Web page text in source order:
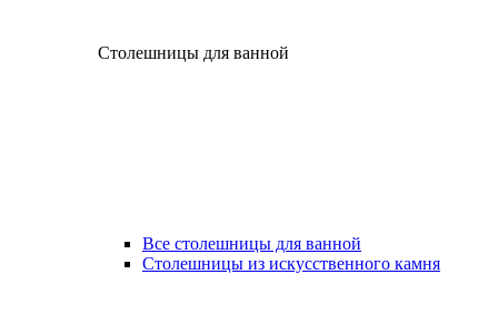
Столешницы для ванной
Все столешницы для ванной
Столешницы из искусственного камня